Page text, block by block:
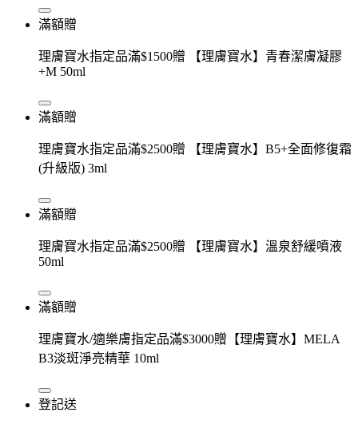
滿額贈
理膚寶水指定品滿$1500贈 【理膚寶水】青春潔膚凝膠
+M 50ml
滿額贈
理膚寶水指定品滿$2500贈 【理膚寶水】B5+全面修復霜
(升級版) 3ml
滿額贈
理膚寶水指定品滿$2500贈 【理膚寶水】溫泉舒緩噴液
50ml
滿額贈
理膚寶水/適樂膚指定品滿$3000贈【理膚寶水】MELA
B3淡斑淨亮精華 10ml
登記送